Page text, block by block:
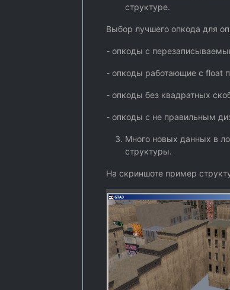
структуре.
Выбор лучшего опкода для
- опкоды с
- опкоды работающие с float
- опкоды без квадратных
- опкоды с не правильным
Много новых данных в
структуры.
На скриншоте пример